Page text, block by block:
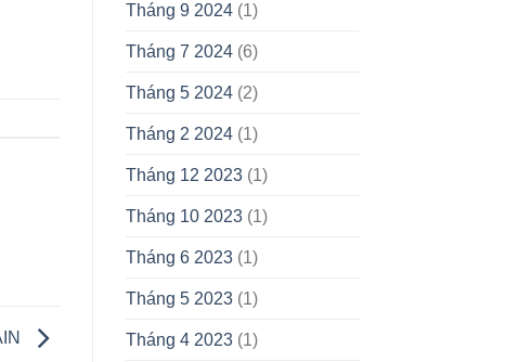
Tháng 9 2024(1)
Tháng 7 2024(6)
Tháng 5 2024(2)
Tháng 2 2024(1)
Tháng 12 2023(1)
Tháng 10 2023(1)
Tháng 6 2023(1)
Tháng 5 2023(1)
Tháng 4 2023(1)